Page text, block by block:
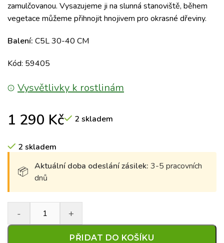
zamulčovanou. Vysazujeme ji na slunná stanoviště, během
vegetace můžeme přihnojit hnojivem pro okrasné dřeviny.
Balení: C5L 30-40 CM
Kód: 59405
Vysvětlivky k rostlinám
1 290 Kč 2 skladem
2 skladem
Aktuální doba odeslání zásilek: 3-5 pracovních
dnů
PŘIDAT DO KOŠÍKU